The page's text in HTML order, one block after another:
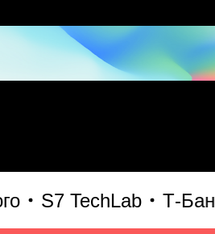
S7 TechLab Т-Банк